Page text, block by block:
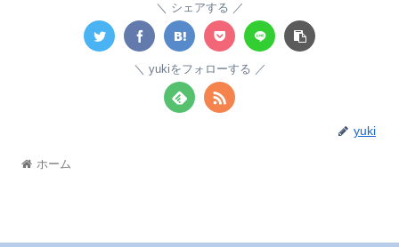
シェアする
yukiをフォローする
yuki
ホーム